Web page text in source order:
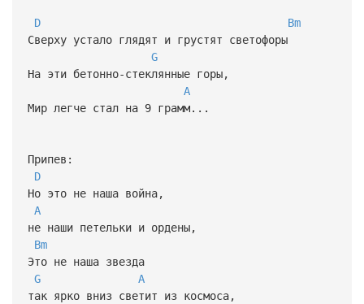
D
Bm
Сверху устало глядят и грустят светофоры
G
На эти бетонно-стеклянные горы,
A
Мир легче стал на 9 грамм...
Припев:
D
Но это не наша война,
A
не наши петельки и ордены,
Bm
Это не наша звезда
G
A
так ярко вниз светит из космоса,